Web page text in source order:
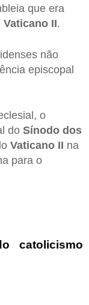
que era
Vaticano II.
não
episcopal
o
do Sínodo dos
Vaticano II na
para o
catolicismo